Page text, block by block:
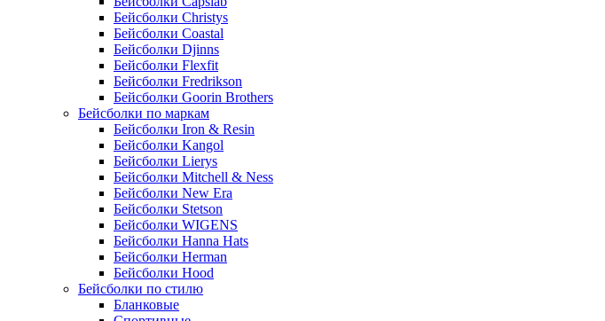
Бейсболки Christys
Бейсболки Coastal
Бейсболки Djinns
Бейсболки Flexfit
Бейсболки Fredrikson
Бейсболки Goorin Brothers
Бейсболки по маркам
Бейсболки Iron & Resin
Бейсболки Kangol
Бейсболки Lierys
Бейсболки Mitchell & Ness
Бейсболки New Era
Бейсболки Stetson
Бейсболки WIGENS
Бейсболки Hanna Hats
Бейсболки Herman
Бейсболки Hood
Бейсболки по стилю
Бланковые